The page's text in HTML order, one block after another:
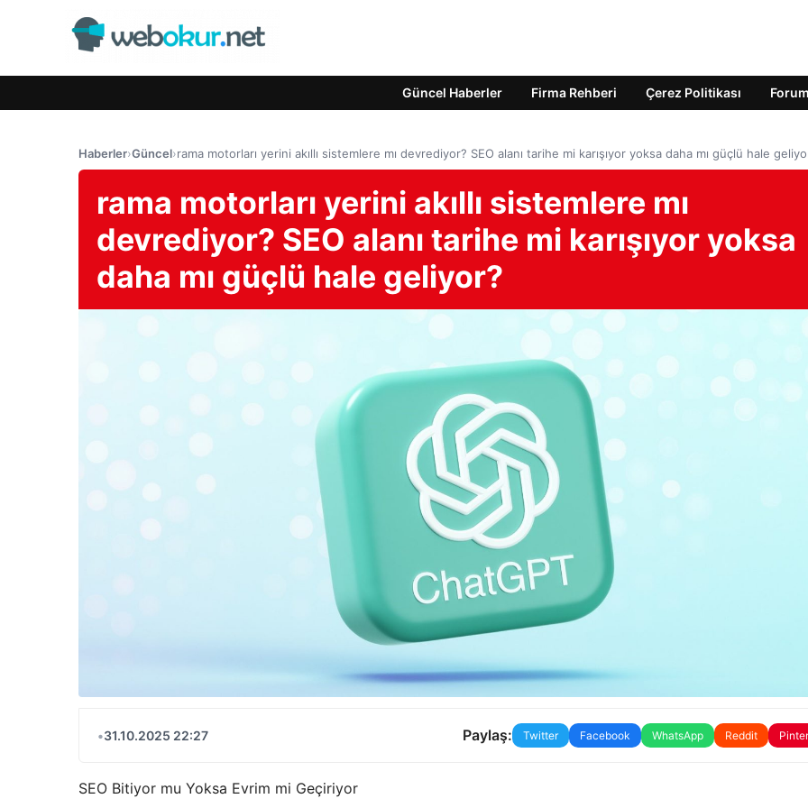
Güncel Haberler Firma Rehberi Çerez Politikası Forum
Haberler›Güncel›rama motorları yerini akıllı sistemlere mı devrediyor? SEO alanı tarihe mi karışıyor yoksa daha mı güçlü hale
rama motorları yerini akıllı sistemlere mı
devrediyor? SEO alanı tarihe mi karışıyor yoksa
daha mı güçlü hale geliyor?
•31.10.2025 22:27 Paylaş: Twitter Facebook WhatsApp Reddit
SEO Bitiyor mu Yoksa Evrim mi Geçiriyor